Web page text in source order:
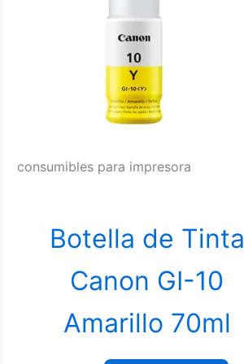
consumibles para impresora
Botella de Tinta
Canon GI-10
Amarillo 70ml